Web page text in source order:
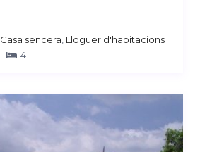
Casa sencera Lloguer d'habitacions
4